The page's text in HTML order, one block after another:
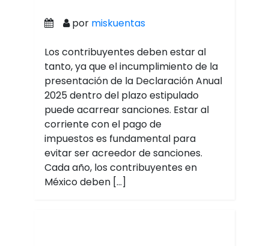
por miskuentas
Los contribuyentes deben estar al
tanto, ya que el incumplimiento de la
presentación de la Declaración Anual
2025 dentro del plazo estipulado
puede acarrear sanciones. Estar al
corriente con el pago de
impuestos es fundamental para
evitar ser acreedor de sanciones.
Cada año, los contribuyentes en
México deben […]